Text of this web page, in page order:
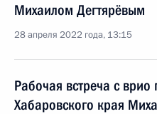
Михаилом Дегтярёвым
28 апреля 2022 года, 13:15
Рабочая встреча с врио
Хабаровского края